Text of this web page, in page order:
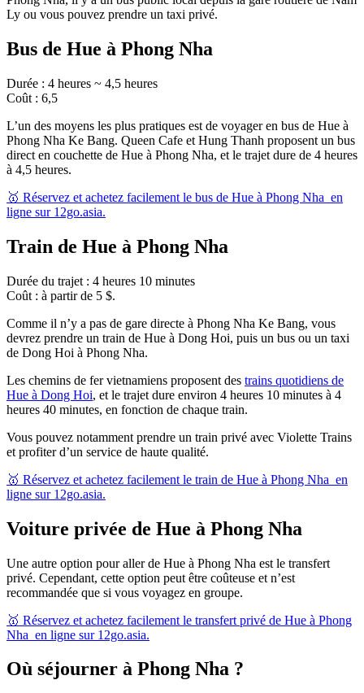
Ly ou vous pouvez prendre un taxi privé.
Bus de Hue à Phong Nha
Durée : 4 heures ~ 4,5 heures
Coût : 6,5
L’un des moyens les plus pratiques est de voyager en bus de Hue à
Phong Nha Ke Bang. Queen Cafe et Hung Thanh proposent un bus
direct en couchette de Hue à Phong Nha, et le trajet dure de 4 heures
à 4,5 heures.
🥇 Réservez et achetez facilement le bus de Hue à Phong Nha en
ligne sur 12go.asia.
Train de Hue à Phong Nha
Durée du trajet : 4 heures 10 minutes
Coût : à partir de 5 $.
Comme il n’y a pas de gare directe à Phong Nha Ke Bang, vous
devrez prendre un train de Hue à Dong Hoi, puis un bus ou un taxi
de Dong Hoi à Phong Nha.
Les chemins de fer vietnamiens proposent des trains quotidiens de
Hue à Dong Hoi, et le trajet dure environ 4 heures 10 minutes à 4
heures 40 minutes, en fonction de chaque train.
Vous pouvez notamment prendre un train privé avec Violette Trains
et profiter d’un service de haute qualité.
🥇 Réservez et achetez facilement le train de Hue à Phong Nha en
ligne sur 12go.asia.
Voiture privée de Hue à Phong Nha
Une autre option pour aller de Hue à Phong Nha est le transfert
privé. Cependant, cette option peut être coûteuse et n’est
recommandée que si vous voyagez en groupe.
🥇 Réservez et achetez facilement le transfert privé de Hue à Phong
Nha en ligne sur 12go.asia.
Où séjourner à Phong Nha ?